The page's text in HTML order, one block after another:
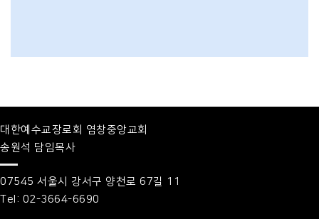
대한예수교장로회 염창중앙교회
송원석 담임목사
07545 서울시 강서구 양천로 67길 11
Tel: 02-3664-6690